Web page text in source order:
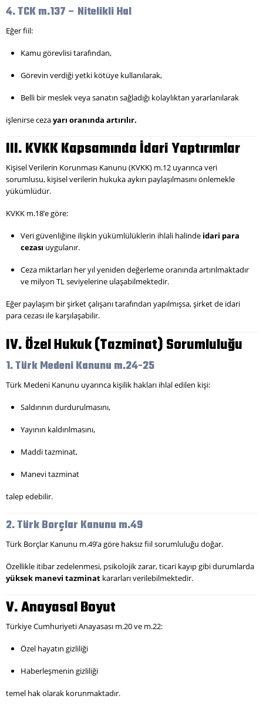
4. TCK m.137 – Nitelikli Hal
Eğer fiil:
Kamu görevlisi tarafından,
Görevin verdiği yetki kötüye kullanılarak,
Belli bir meslek veya sanatın sağladığı kolaylıktan yararlanılarak
işlenirse cezayarı oranında artırılır.
III. KVKK Kapsamında İdari Yaptırımlar
Kişisel Verilerin Korunması Kanunu (KVKK) m.12 uyarınca veri
sorumlusu, kişisel verilerin hukuka aykırı paylaşılmasını önlemekle
yükümlüdür.
KVKK m.18’e göre:
Veri güvenliğine ilişkin yükümlülüklerin ihlali halinde idari para
cezası uygulanır.
Ceza miktarları her yıl yeniden değerleme oranında artırılmaktadır
ve milyon TL seviyelerine ulaşabilmektedir.
Eğer paylaşım bir şirket çalışanı tarafından yapılmışsa, şirket de idari
para cezası ile karşılaşabilir.
IV. Özel Hukuk (Tazminat) Sorumluluğu
1. Türk Medeni Kanunu m.24-25
Türk Medeni Kanunu uyarınca kişilik hakları ihlal edilen kişi:
Saldırının durdurulmasını,
Yayının kaldırılmasını,
Maddi tazminat,
Manevi tazminat
talep edebilir.
2. Türk Borçlar Kanunu m.49
Türk Borçlar Kanunu m.49’a göre haksız fiil sorumluluğu doğar.
Özellikle itibar zedelenmesi, psikolojik zarar, ticari kayıp gibi durumlarda
yüksek manevi tazminat kararları verilebilmektedir.
V. Anayasal Boyut
Türkiye Cumhuriyeti Anayasası m.20 ve m.22:
Özel hayatın gizliliği
Haberleşmenin gizliliği
temel hak olarak korunmaktadır.